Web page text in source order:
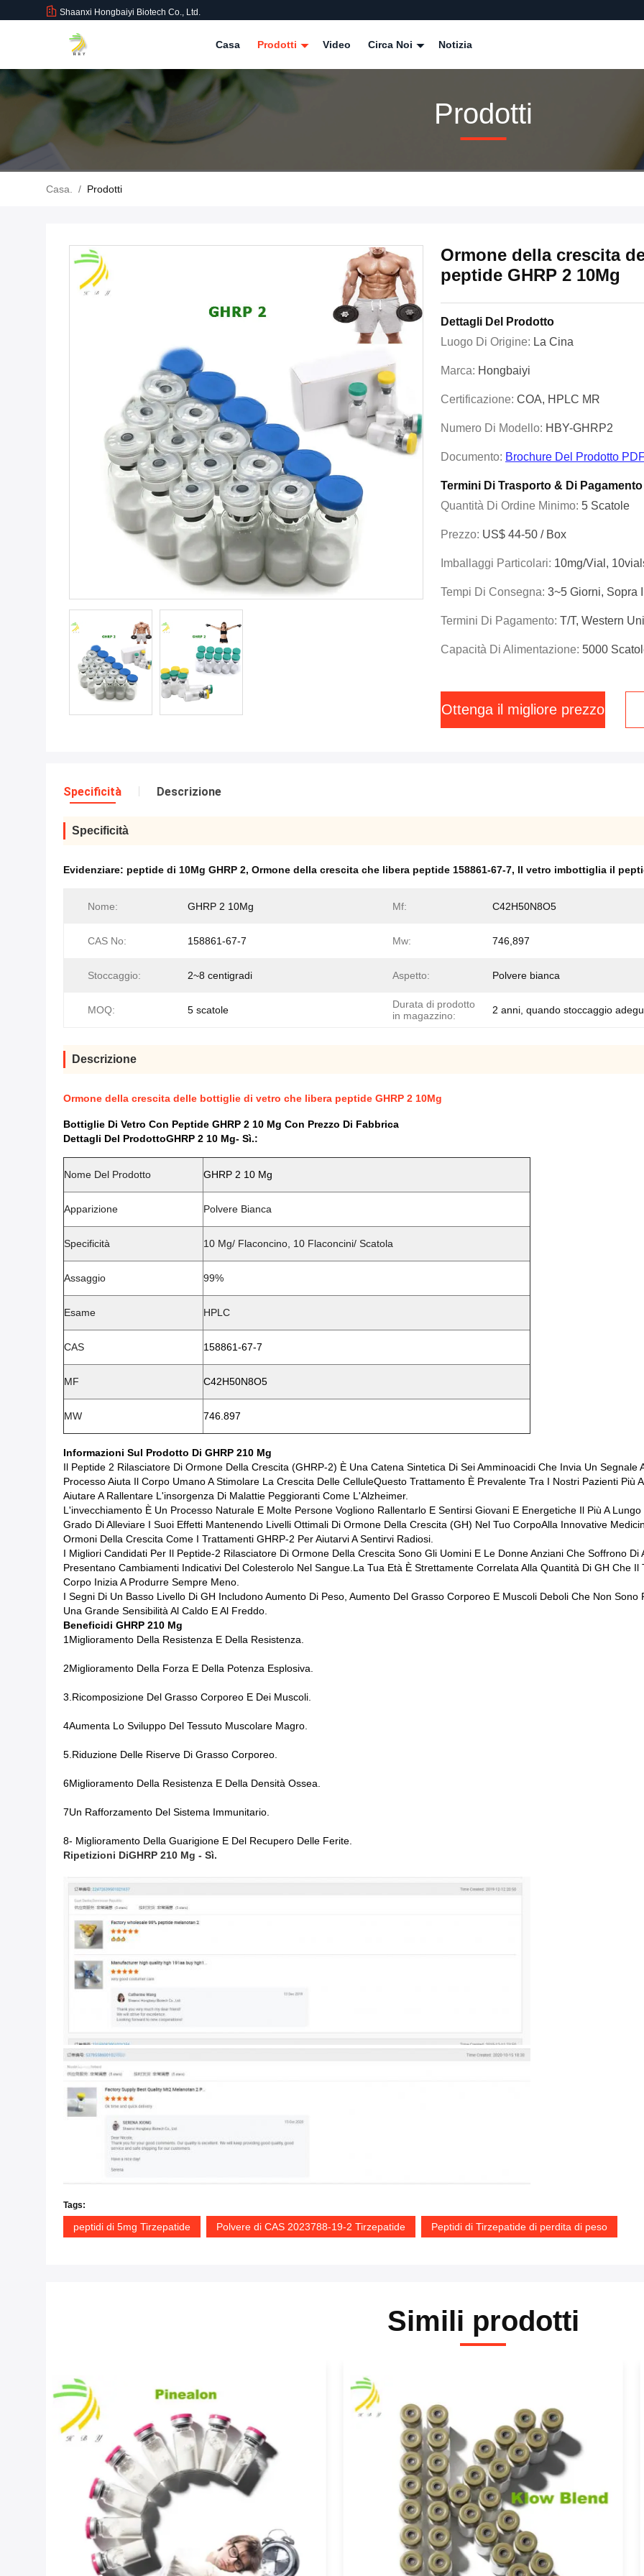
Shaanxi Hongbaiyi Biotech Co., Ltd.
Casa Prodotti Video Circa Noi Notizia
Prodotti
Casa. / Prodotti
Ormone della crescita
peptide GHRP 2 10Mg
Dettagli Del Prodotto
Luogo Di Origine: La Cina
Marca: Hongbaiyi
Certificazione: COA, HPLC MR
Numero Di Modello: HBY-GHRP2
Documento: Brochure Del Prodotto
Termini Di Trasporto & Di Pagamento
Quantità Di Ordine Minimo: 5 Scatole
Prezzo: US$ 44-50 / Box
Imballaggi Particolari: 10mg/vial,
Tempi Di Consegna: 3~5 Giorni, Sopra
Termini Di Pagamento: T/T, Western
Capacità Di Alimentazione: 5000
Ottenga il migliore prezzo
Specificità Descrizione
Specificità
Evidenziare: peptide di 10Mg GHRP 2, Ormone della crescita che libera peptide 158861-67-7, Il vetro imbottiglia il
Nome: GHRP 2 10Mg Mf: C42H50N8O5
CAS No: 158861-67-7 Mw: 746,897
Stoccaggio: 2~8 centigradi Aspetto: Polvere bianca
MOQ: 5 scatole
Durata di prodotto
in magazzino:
2 anni, quando stoccaggio
Descrizione
Ormone della crescita delle bottiglie di vetro che libera peptide GHRP 2 10Mg
Bottiglie Di Vetro Con Peptide GHRP 2 10 Mg Con Prezzo Di Fabbrica
Dettagli Del ProdottoGHRP 2 10 Mg- Sì.:
Nome Del Prodotto GHRP 2 10 Mg
Apparizione Polvere Bianca
Specificità 10 Mg/ Flaconcino, 10 Flaconcini/ Scatola
Assaggio 99%
Esame HPLC
CAS 158861-67-7
MF C42H50N8O5
MW 746.897
Informazioni Sul Prodotto Di GHRP 210 Mg
Il Peptide 2 Rilasciatore Di Ormone Della Crescita (GHRP-2) È Una Catena Sintetica Di Sei Amminoacidi Che Invia Un
Processo Aiuta Il Corpo Umano A Stimolare La Crescita Delle CelluleQuesto Trattamento È Prevalente Tra I Nostri Pazienti Più
Aiutare A Rallentare L'insorgenza Di Malattie Peggioranti Come L'Alzheimer.
L'invecchiamento È Un Processo Naturale E Molte Persone Vogliono Rallentarlo E Sentirsi Giovani E Energetiche Il Più A
Grado Di Alleviare I Suoi Effetti Mantenendo Livelli Ottimali Di Ormone Della Crescita (GH) Nel Tuo CorpoAlla Innovative
Ormoni Della Crescita Come I Trattamenti GHRP-2 Per Aiutarvi A Sentirvi Radiosi.
I Migliori Candidati Per Il Peptide-2 Rilasciatore Di Ormone Della Crescita Sono Gli Uomini E Le Donne Anziani Che Soffrono
Presentano Cambiamenti Indicativi Del Colesterolo Nel Sangue.La Tua Età È Strettamente Correlata Alla Quantità Di GH Che
Corpo Inizia A Produrre Sempre Meno.
I Segni Di Un Basso Livello Di GH Includono Aumento Di Peso, Aumento Del Grasso Corporeo E Muscoli Deboli Che Non
Una Grande Sensibilità Al Caldo E Al Freddo.
BeneficiDi GHRP 210 Mg
1Miglioramento Della Resistenza E Della Resistenza.
2Miglioramento Della Forza E Della Potenza Esplosiva.
3.Ricomposizione Del Grasso Corporeo E Dei Muscoli.
4Aumenta Lo Sviluppo Del Tessuto Muscolare Magro.
5.Riduzione Delle Riserve Di Grasso Corporeo.
6Miglioramento Della Resistenza E Della Densità Ossea.
7Un Rafforzamento Del Sistema Immunitario.
8- Miglioramento Della Guarigione E Del Recupero Delle Ferite.
Ripetizioni DiGHRP 210 Mg - Sì.
Tags:
peptidi di 5mg Tirzepatide Polvere di CAS 2023788-19-2 Tirzepatide Peptidi di Tirzepatide di perdita di peso
Simili prodotti